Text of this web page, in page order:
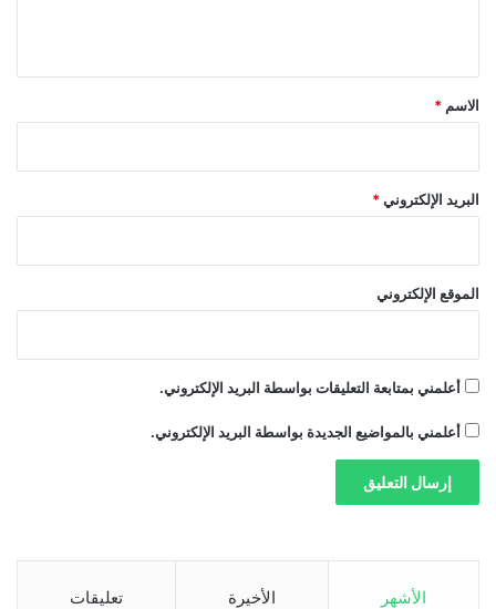
س
و
د
*
الاسم *
البريد الإلكتروني*
الموقع الإلكتروني
أعلمني بمتابعة التعليقات بواسطة البريد الإلكتروني.
أعلمني بالمواضيع الجديدة بواسطة البريد الإلكتروني.
الأشهر الأخيرة تعليقات